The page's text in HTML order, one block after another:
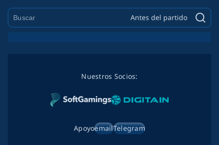
Antes del partido
Nuestros Socios:
ApoyoemailTelegram